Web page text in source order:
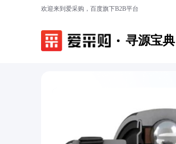
欢迎来到爱采购，百度旗下B2B平台
寻源宝典